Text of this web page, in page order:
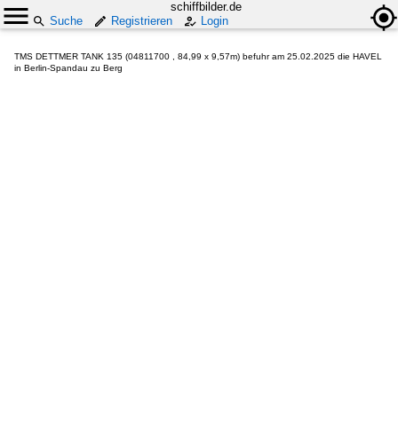
schiffbilder.de
Suche
Registrieren Login
TMS DETTMER TANK 135 (04811700 , 84,99 x 9,57m) befuhr am 25.02.2025 die HAVEL
in Berlin-Spandau zu Berg